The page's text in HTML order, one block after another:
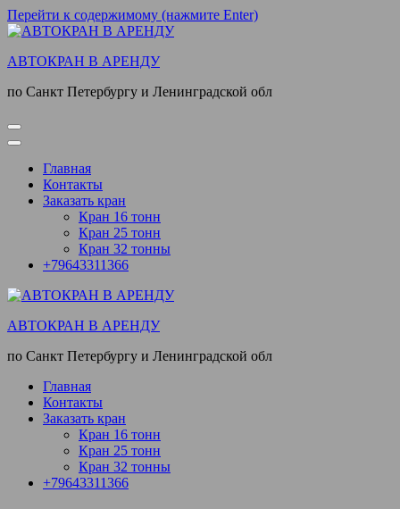
Перейти к содержимому (нажмите Enter)
АВТОКРАН В АРЕНДУ
по Санкт Петербургу и Ленинградской обл
Главная
Контакты
Заказать кран
Кран 16 тонн
Кран 25 тонн
Кран 32 тонны
+79643311366
АВТОКРАН В АРЕНДУ
по Санкт Петербургу и Ленинградской обл
Главная
Контакты
Заказать кран
Кран 16 тонн
Кран 25 тонн
Кран 32 тонны
+79643311366